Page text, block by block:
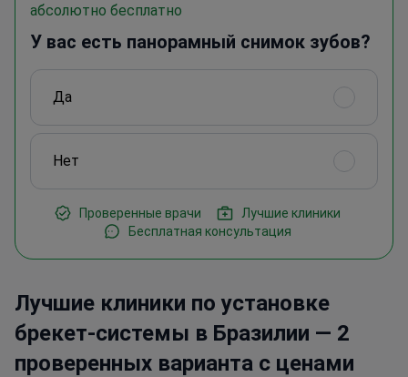
абсолютно бесплатно
У вас есть панорамный снимок зубов?
Да
Нет
Проверенные врачи
Лучшие клиники
Бесплатная консультация
Лучшие клиники по установке
брекет-системы в Бразилии — 2
проверенных варианта с ценами